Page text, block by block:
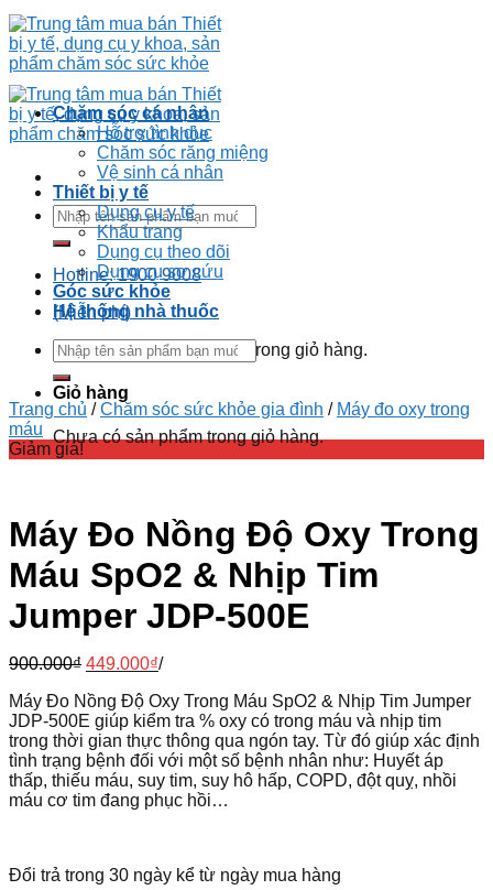
Skip
to
content
Tìm
kiếm:
Hotline: 1900 9008
(Miễn phí)
Chưa có sản phẩm trong giỏ hàng.
Giỏ hàng
Chưa có sản phẩm trong giỏ hàng.
Chăm sóc cá nhân
Hỗ trợ tình dục
Chăm sóc răng miệng
Vệ sinh cá nhân
Thiết bị y tế
Dụng cụ y tế
Khẩu trang
Dụng cụ theo dõi
Dụng cụ sơ cứu
Góc sức khỏe
Hệ thống nhà thuốc
Tìm
kiếm:
Trang chủ / Chăm sóc sức khỏe gia đình / Máy đo oxy trong
máu
Giảm giá!
Máy Đo Nồng Độ Oxy Trong
Máu SpO2 & Nhịp Tim
Jumper JDP-500E
900.000₫ 449.000₫/
Máy Đo Nồng Độ Oxy Trong Máu SpO2 & Nhịp Tim Jumper
JDP-500E giúp kiểm tra % oxy có trong máu và nhịp tim
trong thời gian thực thông qua ngón tay. Từ đó giúp xác định
tình trạng bệnh đối với một số bệnh nhân như: Huyết áp
thấp, thiếu máu, suy tim, suy hô hấp, COPD, đột quỵ, nhồi
máu cơ tim đang phục hồi…
Đổi trả trong 30 ngày kể từ ngày mua hàng